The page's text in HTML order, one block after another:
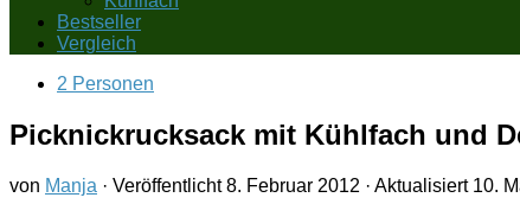
Bestseller
Vergleich
2 Personen
Picknickrucksack mit Kühlfach und
von Manja · Veröffentlicht8. Februar 2012 · Aktualisiert 10.